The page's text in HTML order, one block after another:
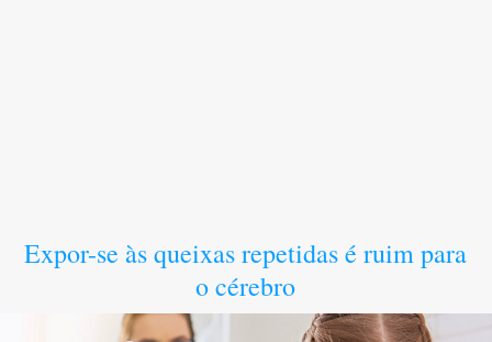
Expor-se às queixas repetidas é ruim para
o cérebro